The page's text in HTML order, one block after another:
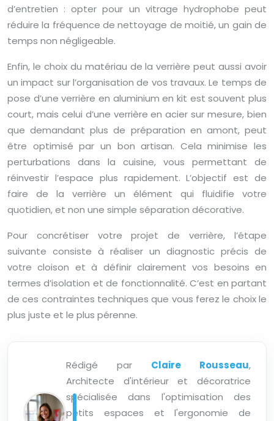
d’entretien : opter pour un vitrage hydrophobe peut
réduire la fréquence de nettoyage de moitié, un gain de
temps non négligeable.
Enfin, le choix du matériau de la verrière peut aussi avoir
un impact sur l’organisation de vos travaux. Le temps de
pose d’une verrière en aluminium en kit est souvent plus
court, mais celui d’une verrière en acier sur mesure, bien
que demandant plus de préparation en amont, peut
être optimisé par un bon artisan. Cela minimise les
perturbations dans la cuisine, vous permettant de
réinvestir l’espace plus rapidement. L’objectif est de
faire de la verrière un élément qui fluidifie votre
quotidien, et non une simple séparation décorative.
Pour concrétiser votre projet de verrière, l’étape
suivante consiste à réaliser un diagnostic précis de
votre cloison et à définir clairement vos besoins en
termes d’isolation et de fonctionnalité. C’est en partant
de ces contraintes techniques que vous ferez le choix le
plus juste et le plus pérenne.
Rédigé par Claire Rousseau,
Architecte d'intérieur et décoratrice
spécialisée dans l'optimisation des
petits espaces et l'ergonomie de